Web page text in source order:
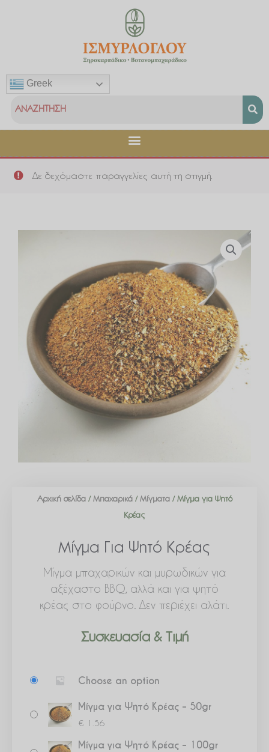
Greek
Δε δεχόμαστε παραγγελίες αυτή τη στιγμή.
Αρχική σελίδα/ Μπαχαρικά/ Μίγματα/ Μίγμα για Ψητό
Κρέας
Μίγμα Για Ψητό Κρέας
Μίγμα μπαχαρικών και μυρωδικών για
αξέχαστο BBQ, αλλά και για ψητό
κρέας στο φούρνο. Δεν περιέχει αλάτι.
Συσκευασία & Τιμή
Choose an option
Μίγμα για Ψητό Κρέας – 50gr
€ 1.56
Μίγμα για Ψητό Κρέας – 100gr
για
Ψητό
Κρέας